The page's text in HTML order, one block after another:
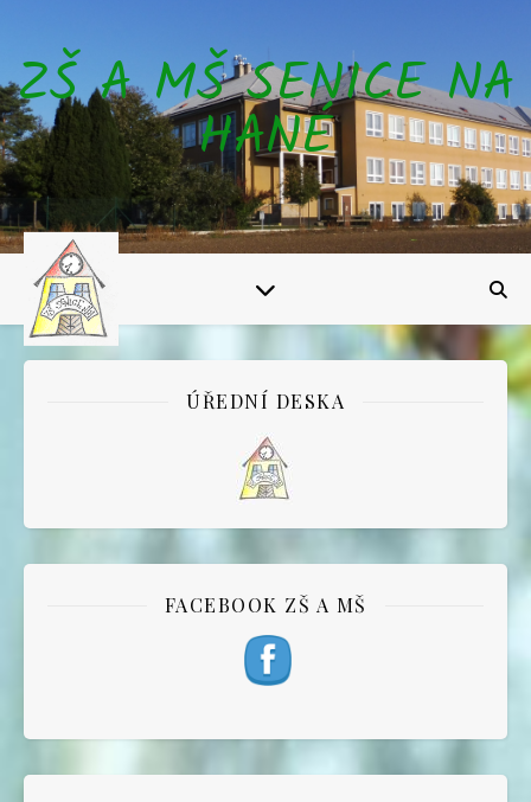
ZŠ A MŠ SENICE NA
HANÉ
ÚŘEDNÍ DESKA
FACEBOOK ZŠ A MŠ